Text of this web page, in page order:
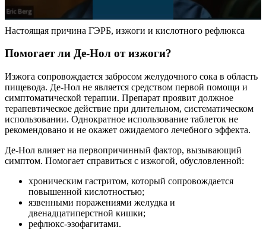
Настоящая причина ГЭРБ, изжоги и кислотного рефлюкса
Помогает ли Де-Нол от изжоги?
Изжога сопровождается забросом желудочного сока в область
пищевода. Де-Нол не является средством первой помощи и
симптоматической терапии. Препарат проявит должное
терапевтическое действие при длительном, систематическом
использовании. Однократное использование таблеток не
рекомендовано и не окажет ожидаемого лечебного эффекта.
Де-Нол влияет на первопричинный фактор, вызывающий
симптом. Помогает справиться с изжогой, обусловленной:
хроническим гастритом, который сопровождается
повышенной кислотностью;
язвенными поражениями желудка и
двенадцатиперстной кишки;
рефлюкс-эзофагитами.